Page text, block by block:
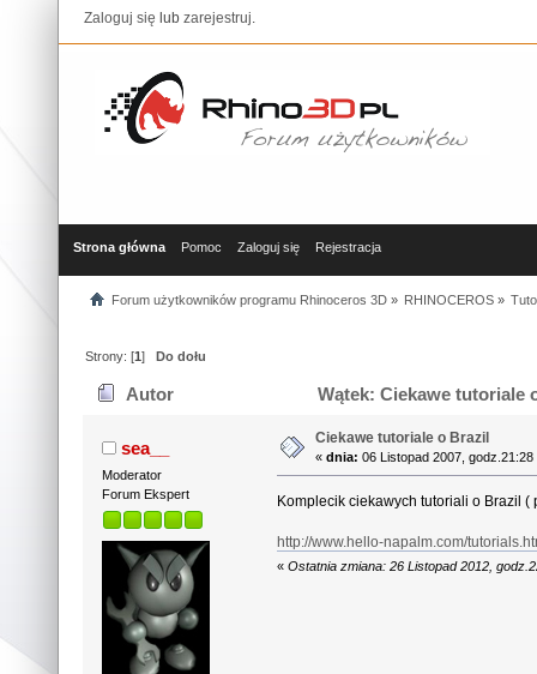
Zaloguj się lub zarejestruj.
Strona główna Pomoc Zaloguj się Rejestracja
Forum użytkowników programu Rhinoceros 3D» RHINOCEROS»
Strony: [1]Do dołu
Autor Wątek: Ciekawe tutoriale
sea__
Moderator
Forum Ekspert
Ciekawe tutoriale o Brazil
«dnia: 06 Listopad 2007, godz.21:28
Komplecik ciekawych tutoriali o Brazil (
http://www.hello-napalm.com/
«Ostatnia zmiana: 26 Listopad 2012,